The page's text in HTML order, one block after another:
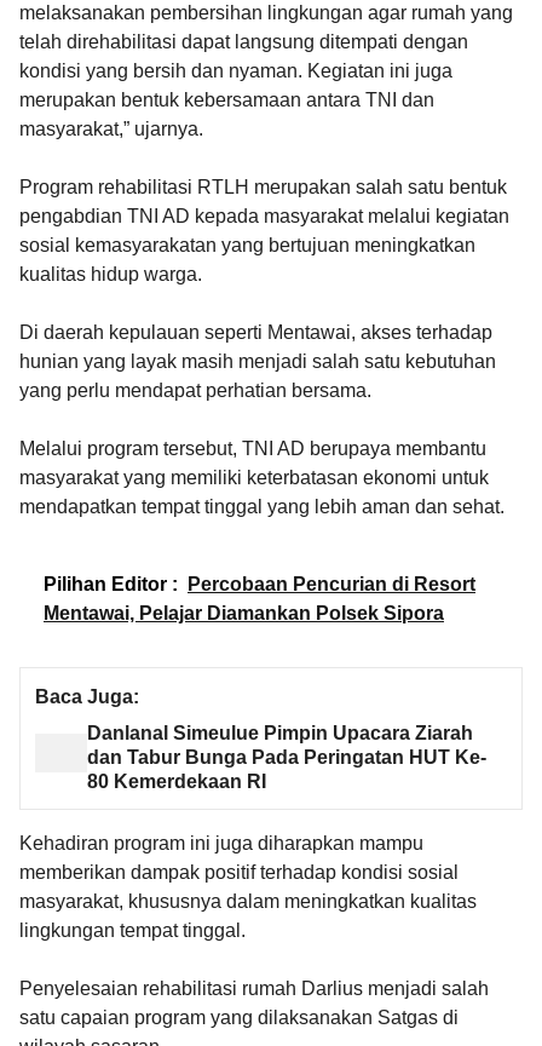
melaksanakan pembersihan lingkungan agar rumah yang
telah direhabilitasi dapat langsung ditempati dengan
kondisi yang bersih dan nyaman. Kegiatan ini juga
merupakan bentuk kebersamaan antara TNI dan
masyarakat,” ujarnya.
Program rehabilitasi RTLH merupakan salah satu bentuk
pengabdian TNI AD kepada masyarakat melalui kegiatan
sosial kemasyarakatan yang bertujuan meningkatkan
kualitas hidup warga.
Di daerah kepulauan seperti Mentawai, akses terhadap
hunian yang layak masih menjadi salah satu kebutuhan
yang perlu mendapat perhatian bersama.
Melalui program tersebut, TNI AD berupaya membantu
masyarakat yang memiliki keterbatasan ekonomi untuk
mendapatkan tempat tinggal yang lebih aman dan sehat.
Pilihan Editor :
Percobaan Pencurian di Resort
Mentawai, Pelajar Diamankan Polsek Sipora
Baca Juga:
Danlanal Simeulue Pimpin Upacara Ziarah
dan Tabur Bunga Pada Peringatan HUT Ke-
80 Kemerdekaan RI
Kehadiran program ini juga diharapkan mampu
memberikan dampak positif terhadap kondisi sosial
masyarakat, khususnya dalam meningkatkan kualitas
lingkungan tempat tinggal.
Penyelesaian rehabilitasi rumah Darlius menjadi salah
satu capaian program yang dilaksanakan Satgas di